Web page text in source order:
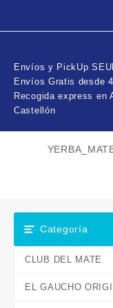
Envíos y PickUp
Envíos Gratis desde
Recogida express en
Castellón
Categoría
CLUB DEL MATE
EL GAUCHO